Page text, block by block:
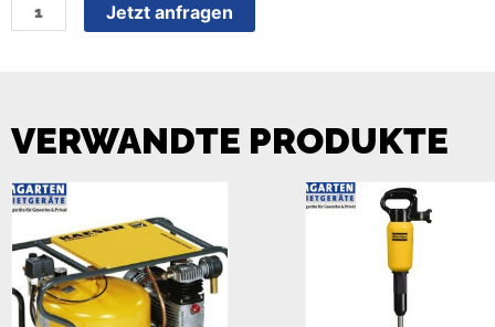
Jetzt anfragen
VERWANDTE PRODUKTE